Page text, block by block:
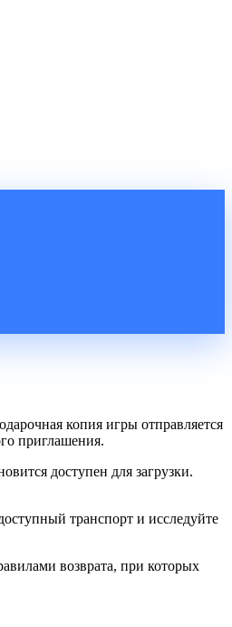
копия игры отправляется
приглашения.
доступен для загрузки.
транспорт и исследуйте
возврата, при которых